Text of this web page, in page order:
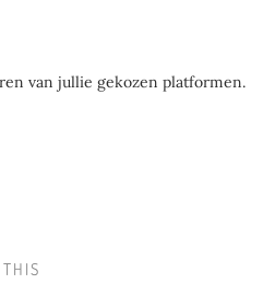
van jullie gekozen platformen.